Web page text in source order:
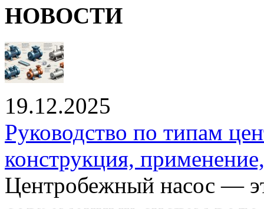
НОВОСТИ
19.12.2025
Руководство по типам
конструкция,
Центробежный насос —